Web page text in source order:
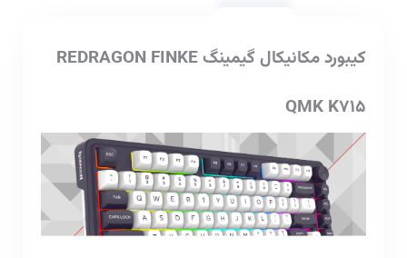
کیبورد مکانیکال گیمینگ REDRAGON FINKE
QMK K715